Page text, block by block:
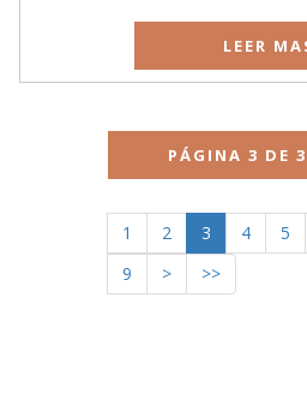
LEER
PÁGINA 3 DE
1
2 3 4 5
9
> >>